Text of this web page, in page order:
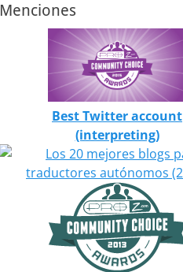
Menciones
Best Twitter account
(interpreting)